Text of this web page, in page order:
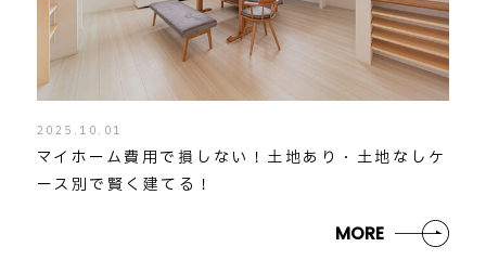
2025.10.01
マイホーム費用で損しない！土地あり・土地なしケ
ース別で賢く建てる！
MORE